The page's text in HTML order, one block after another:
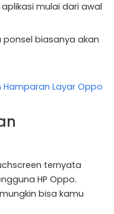
mulai dari awal
biasanya akan
Layar Oppo
ternyata
HP Oppo.
bisa kamu